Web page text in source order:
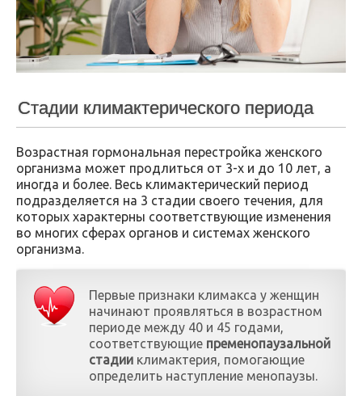
Стадии климактерического периода
Возрастная гормональная перестройка женского
организма может продлиться от 3-х и до 10 лет, а
иногда и более. Весь климактерический период
подразделяется на 3 стадии своего течения, для
которых характерны соответствующие изменения
во многих сферах органов и системах женского
организма.
Первые признаки климакса у женщин
начинают проявляться в возрастном
периоде между 40 и 45 годами,
соответствующие пременопаузальной
стадии климактерия, помогающие
определить наступление менопаузы.